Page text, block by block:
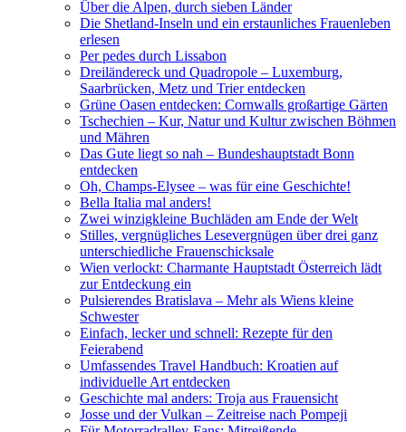
Über die Alpen, durch sieben Länder
Die Shetland-Inseln und ein erstaunliches Frauenleben
erlesen
Per pedes durch Lissabon
Dreiländereck und Quadropole – Luxemburg,
Saarbrücken, Metz und Trier entdecken
Grüne Oasen entdecken: Cornwalls großartige Gärten
Tschechien – Kur, Natur und Kultur zwischen Böhmen
und Mähren
Das Gute liegt so nah – Bundeshauptstadt Bonn
entdecken
Oh, Champs-Elysee – was für eine Geschichte!
Bella Italia mal anders!
Zwei winzigkleine Buchläden am Ende der Welt
Stilles, vergnügliches Lesevergnügen über drei ganz
unterschiedliche Frauenschicksale
Wien verlockt: Charmante Hauptstadt Österreich lädt
zur Entdeckung ein
Pulsierendes Bratislava – Mehr als Wiens kleine
Schwester
Einfach, lecker und schnell: Rezepte für den
Feierabend
Umfassendes Travel Handbuch: Kroatien auf
individuelle Art entdecken
Geschichte mal anders: Troja aus Frauensicht
Josse und der Vulkan – Zeitreise nach Pompeji